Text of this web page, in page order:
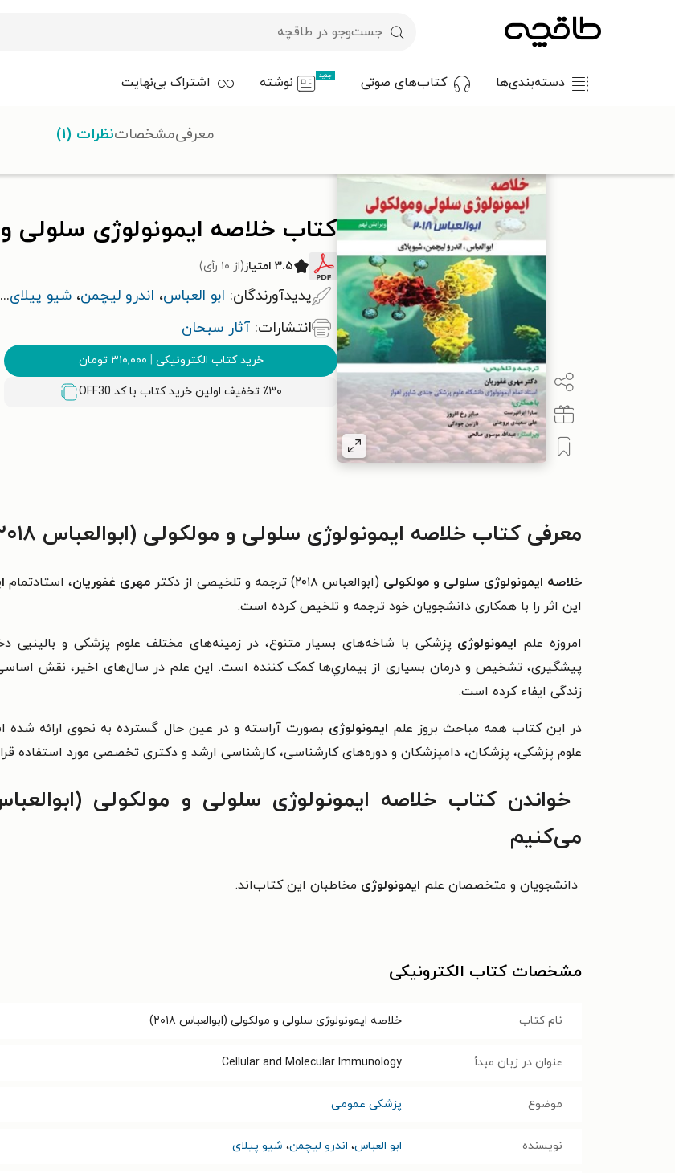
دسته‌بندی‌ها کتاب‌های صوتی جدید نوشته اشتراک بی‌نهایت
کتاب خلاصه ایمونولوژی سلولی و
۳.۵ امتیاز (از ۱۰ رأی)
پدیدآورندگان: ابو العباس، اندرو لیچمن، شیو پیلای...
انتشارات: آثار سبحان
خرید کتاب الکترونیکی | ۳۱۰,۰۰۰ تومان
٪۳۰ تخفیف اولین خرید کتاب با کد OFF30
معرفیمشخصاتنظرات (۱)
معرفی کتاب خلاصه ایمونولوژی سلولی و مولکولی (ابوالعباس ۲۰۱۸)
خلاصه ایمونولوژی سلولی و مولکولی (ابوالعباس ۲۰۱۸) ترجمه و تلخیصی از دکتر مهری غفوریان، استادتمام
این اثر را با همکاری دانشجویان خود ترجمه و تلخیص کرده است.
امروزه علم ايمونولوژی پزشكی با شاخه‌های بسيار متنوع، در زمينه‌های مختلف علوم پزشكی و
پيشگيری، تشخيص و درمان بسياری از بيماري‌ها كمک كننده است. اين علم در سال‌های اخير، نقش
زندگی ايفاء كرده است.
در اين كتاب همه مباحث بروز علم ايمونولوژی بصورت آراسته و در عين حال گسترده به نحوی ارائه شده
علوم پزشكی، پزشكان، دامپزشكان و دوره‌هایكارشناسی، كارشناسی ارشد و دكتری تخصصی مورد استفاده
خواندن کتاب
می‌کنیم
دانشجویان و متخصصان علم ایمونولوژی مخاطبان این کتاب‌اند.
مشخصات کتاب الکترونیکی
نام کتاب خلاصه ایمونولوژی سلولی و مولکولی (ابوالعباس ۲۰۱۸)
عنوان در زبان مبدأ Cellular and Molecular Immunology
موضوع پزشکی عمومی
نویسنده ابو العباس، اندرو لیچمن، شیو پیلای